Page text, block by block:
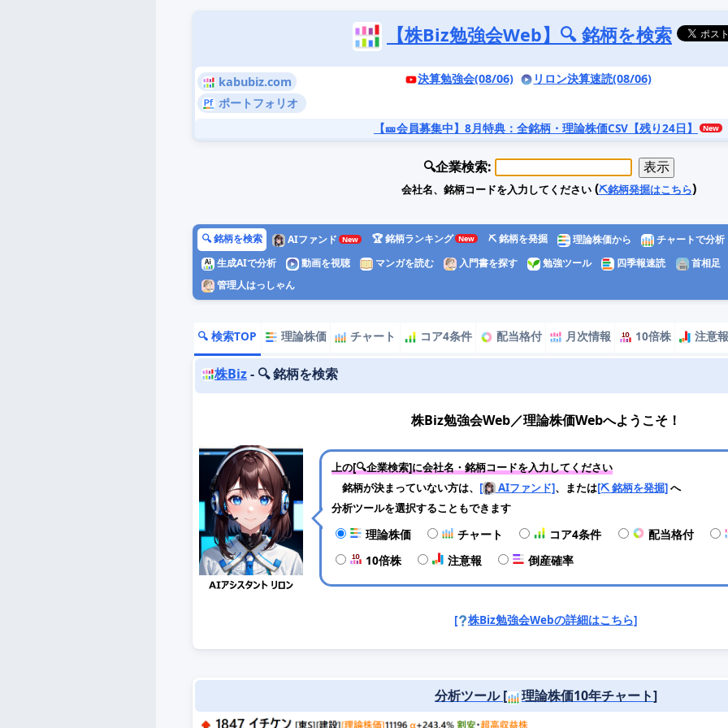
【株Biz勉強会Web】🔍 銘柄を検索
kabubiz.com
ポートフォリオ
決算勉強会(08/06) リロン決算速読(08/06)
【🎫会員募集中】8月特典 ：全銘柄・理論株価CSV【残り24日】
🔍企業検索:
会社名、銘柄コードを入力してください(⛏️銘柄発掘はこちら)
🔍 銘柄を検索 AIファンド 🏆 銘柄ランキング ⛏️ 銘柄を発掘 理論株価から
チャートで分析
生成AIで分析
動画を視聴 マンガを読む 入門書を探す 勉強ツール 四季報速読
首相足
管理人はっしゃん
🔍 検索TOP 理論株価 チャート コア4条件 配当格付 月次情報 10倍株 注意
株Biz- 🔍 銘柄を検索
株Biz勉強会Web／理論株価Webへようこそ！
上の[🔍企業検索]に会社名・銘柄コードを入力してください
銘柄が決まっていない方は、 [ AIファンド]、または[⛏️ 銘柄を発掘]へ
分析ツールを選択することもできます
理論株価 チャート コア4条件
配当格付
10倍株
注意報 倒産確率
[ 株Biz勉強会Webの詳細はこちら]
分析ツール [ 理論株価10年チャート]